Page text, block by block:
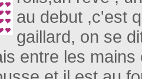
au debut ,c'est
gaillard, on se
entre les